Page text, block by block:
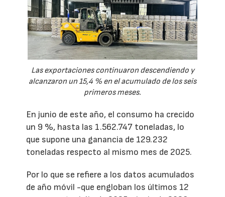
Las exportaciones continuaron descendiendo y
alcanzaron un 15,4 % en el acumulado de los seis
primeros meses.
En junio de este año, el consumo ha crecido
un 9 %, hasta las 1.562.747 toneladas, lo
que supone una ganancia de 129.232
toneladas respecto al mismo mes de 2025.
Por lo que se refiere a los datos acumulados
de año móvil -que engloban los últimos 12